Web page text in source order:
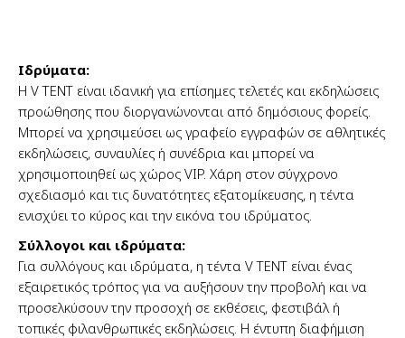
Ιδρύματα:
Η V TENT είναι ιδανική για επίσημες τελετές και εκδηλώσεις
προώθησης που διοργανώνονται από δημόσιους φορείς.
Μπορεί να χρησιμεύσει ως γραφείο εγγραφών σε αθλητικές
εκδηλώσεις, συναυλίες ή συνέδρια και μπορεί να
χρησιμοποιηθεί ως χώρος VIP. Χάρη στον σύγχρονο
σχεδιασμό και τις δυνατότητες εξατομίκευσης, η τέντα
ενισχύει το κύρος και την εικόνα του ιδρύματος.
Σύλλογοι και ιδρύματα:
Για συλλόγους και ιδρύματα, η τέντα V TENT είναι ένας
εξαιρετικός τρόπος για να αυξήσουν την προβολή και να
προσελκύσουν την προσοχή σε εκθέσεις, φεστιβάλ ή
τοπικές φιλανθρωπικές εκδηλώσεις. Η έντυπη διαφήμιση